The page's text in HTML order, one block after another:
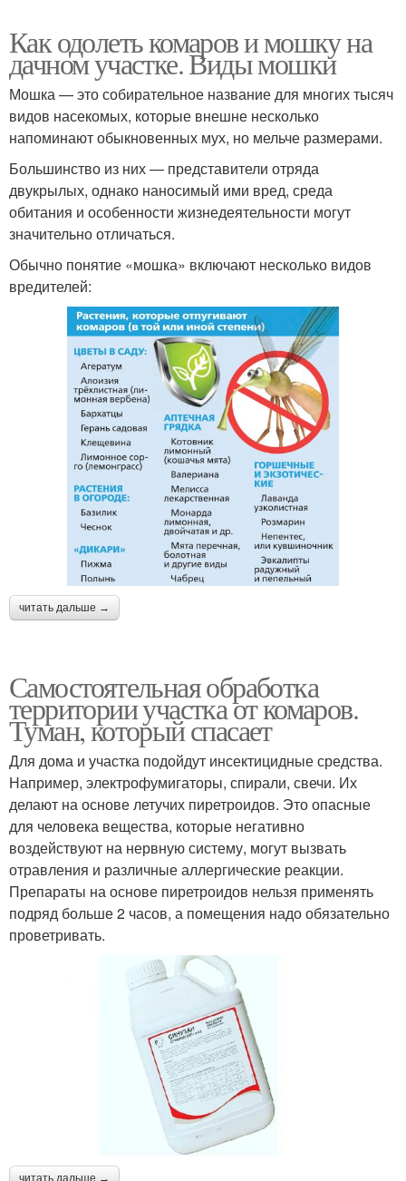
Как одолеть комаров и мошку на
дачном участке. Виды мошки
Мошка — это собирательное название для многих тысяч
видов насекомых, которые внешне несколько
напоминают обыкновенных мух, но мельче размерами.
Большинство из них — представители отряда
двукрылых, однако наносимый ими вред, среда
обитания и особенности жизнедеятельности могут
значительно отличаться.
Обычно понятие «мошка» включают несколько видов
вредителей:
читать дальше →
Самостоятельная обработка
территории участка от комаров.
Туман, который спасает
Для дома и участка подойдут инсектицидные средства.
Например, электрофумигаторы, спирали, свечи. Их
делают на основе летучих пиретроидов. Это опасные
для человека вещества, которые негативно
воздействуют на нервную систему, могут вызвать
отравления и различные аллергические реакции.
Препараты на основе ­пиретроидов нельзя применять
подряд больше 2 часов, а помещения надо обязательно
проветривать.
читать дальше →